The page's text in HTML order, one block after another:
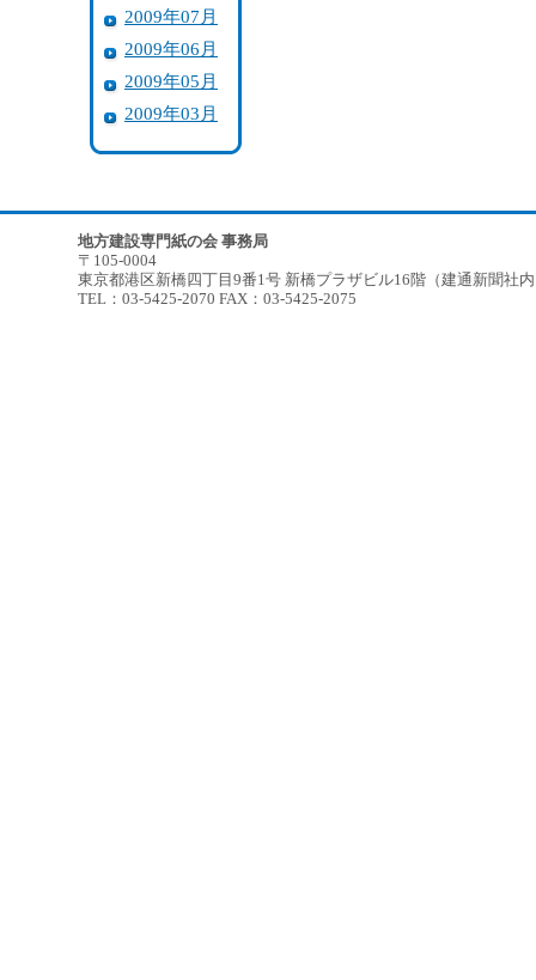
2009年07月
2009年06月
2009年05月
2009年03月
地方建設専門紙の会 事務局
〒105-0004
東京都港区新橋四丁目9番1号 新橋プラザビル16階（建通新聞社
TEL：03-5425-2070 FAX：03-5425-2075